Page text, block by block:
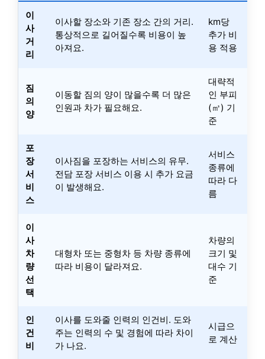
이
사
거
리
이사할 장소와 기존 장소 간의 거리.
통상적으로 길어질수록 비용이 높
아져요.
km당
추가 비
용 적용
짐
의
양
이동할 짐의 양이 많을수록 더 많은
인원과 차가 필요해요.
대략적
인 부피
(㎥) 기
준
포
장
서
비
스
이사짐을 포장하는 서비스의 유무.
전담 포장 서비스 이용 시 추가 요금
이 발생해요.
서비스
종류에
따라 다
름
이
사
차
량
선
택
대형차 또는 중형차 등 차량 종류에
따라 비용이 달라져요.
차량의
크기 및
대수 기
준
인
건
비
이사를 도와줄 인력의 인건비. 도와
주는 인력의 수 및 경험에 따라 차이
가 나요.
시급으
로 계산